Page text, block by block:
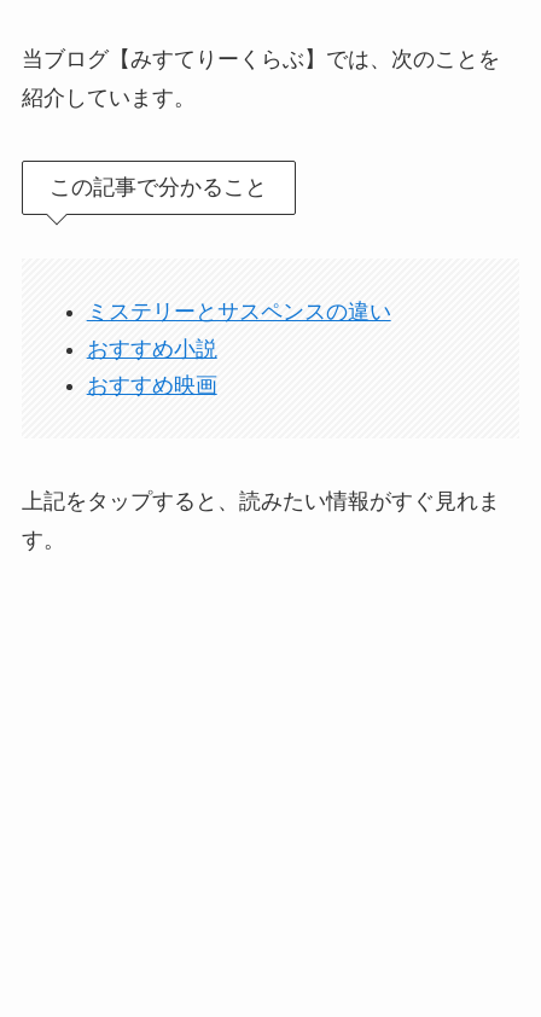
当ブログ【みすてりーくらぶ】では、次のことを
紹介しています。
この記事で分かること
ミステリーとサスペンスの違い
おすすめ小説
おすすめ映画
上記をタップすると、読みたい情報がすぐ見れま
す。